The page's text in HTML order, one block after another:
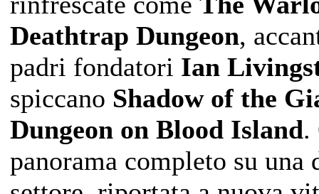
Deathtrap Dungeon,
padri fondatori Ian
spiccano Shadow of the
Dungeon on Blood Island.
panorama completo su